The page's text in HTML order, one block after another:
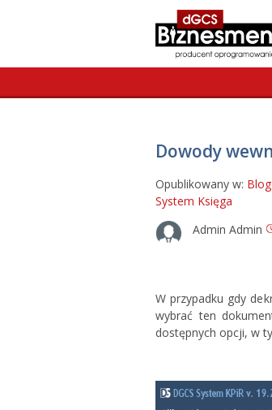
Dowody
Opublikowany w: Blog
System Księga
Admin Admin
W przypadku gdy
wybrać ten
dostępnych opcji, w